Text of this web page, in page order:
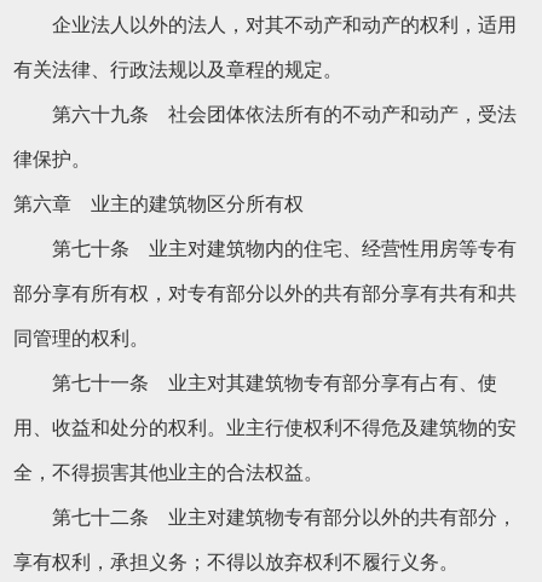
企业法人以外的法人，对其不动产和动产的权利，适用
有关法律、行政法规以及章程的规定。
第六十九条 社会团体依法所有的不动产和动产，受法
律保护。
第六章 业主的建筑物区分所有权
第七十条 业主对建筑物内的住宅、经营性用房等专有
部分享有所有权，对专有部分以外的共有部分享有共有和共
同管理的权利。
第七十一条 业主对其建筑物专有部分享有占有、使
用、收益和处分的权利。业主行使权利不得危及建筑物的安
全，不得损害其他业主的合法权益。
第七十二条 业主对建筑物专有部分以外的共有部分，
享有权利，承担义务；不得以放弃权利不履行义务。